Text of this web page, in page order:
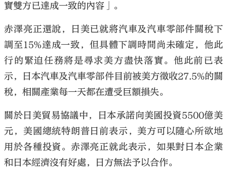
實雙方已達成一致的內容」。
赤澤亮正還說，日美已就將汽車及汽車零部件關稅下
調至15%達成一致，但具體下調時間尚未確定，他此
行的緊迫任務將是尋求美方盡快落實。他此前已表
示，日本汽車及汽車零部件目前被美方徵收27.5%的關
稅，相關產業每一天都在遭受巨額損失。
關於日美貿易協議中，日本承諾向美國投資5500億美
元，美國總統特朗普日前表示，美方可以隨心所欲地
用於各種投資。赤澤亮正就此表示，如果對日本企業
和日本經濟沒有好處，日方無法予以合作。